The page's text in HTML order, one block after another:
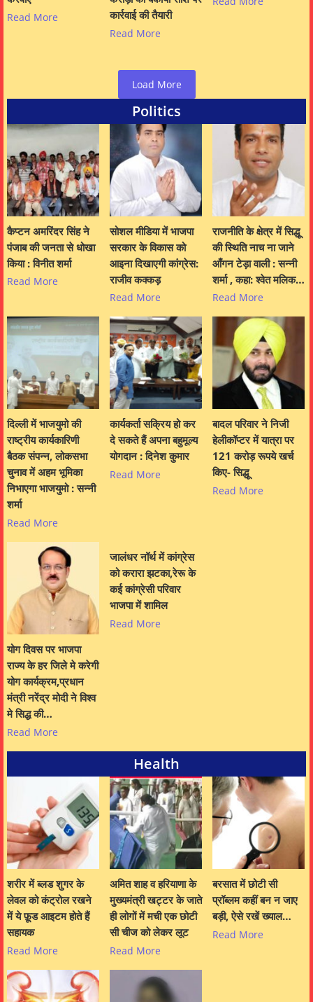
Read More
कार्रवाई की तैयारी
Read More
Load More
Politics
कैप्टन अमरिंदर सिंह ने
पंजाब की जनता से धोखा
किया : विनीत शर्मा
Read More
सोशल मीडिया में भाजपा
सरकार के विकास को
आइना दिखाएगी कांग्रेस:
राजीव कक्कड़
Read More
राजनीति के क्षेत्र में सिद्धू
की स्थिति नाच ना जाने
आँगन टेड़ा वाली : सन्नी
शर्मा , कहा: श्वेत मलिक…
Read More
दिल्ली में भाजयुमो की
राष्ट्रीय कार्यकारिणी
बैठक संपन्न, लोकसभा
चुनाव में अहम भूमिका
निभाएगा भाजयुमो : सन्नी
शर्मा
Read More
कार्यकर्ता सक्रिय हो कर
दे सकते हैं अपना बहुमूल्य
योगदान : दिनेश कुमार
Read More
बादल परिवार ने निजी
हेलीकॉप्टर में यात्रा पर
121 करोड़ रूपये खर्च
किए- सिद्धू
Read More
योग दिवस पर भाजपा
राज्य के हर जिले मे करेगी
योग कार्यक्रम,प्रधान
मंत्री नरेंद्र मोदी ने विश्व
मे सिद्ध की…
Read More
जालंधर नॉर्थ में कांग्रेस
को करारा झटका,रेरू के
कई कांग्रेसी परिवार
भाजपा में शामिल
Read More
Health
शरीर में ब्लड शुगर के
लेवल को कंट्रोल रखने
में ये फ़ूड आइटम होते हैं
सहायक
Read More
अमित शाह व हरियाणा के
मुख्यमंत्री खट्टर के जाते
ही लोगों में मची एक छोटी
सी चीज को लेकर लूट
Read More
बरसात में छोटी सी
प्रॉब्लम कहीं बन न जाए
बड़ी, ऐसे रखें ख्याल…
Read More